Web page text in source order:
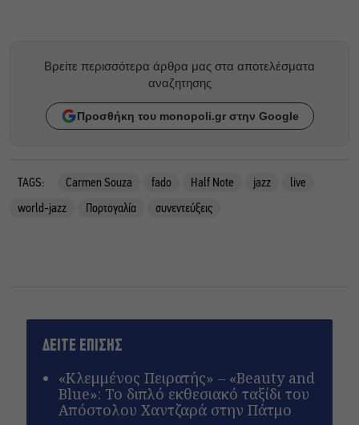
Βρείτε περισσότερα άρθρα μας στα αποτελέσματα
αναζητησης
Προσθήκη του monopoli.gr στην Google
TAGS: Carmen Souza fado Half Note jazz
live
world-jazz
Πορτογαλία συνεντεύξεις
ΔΕΙΤΕ ΕΠΙΣΗΣ
«Κλεμμένος Πειρατής» – «Beauty and
Blue»: Το διπλό εκθεσιακό ταξίδι του
Απόστολου Χαντζαρά στην Πάτμο